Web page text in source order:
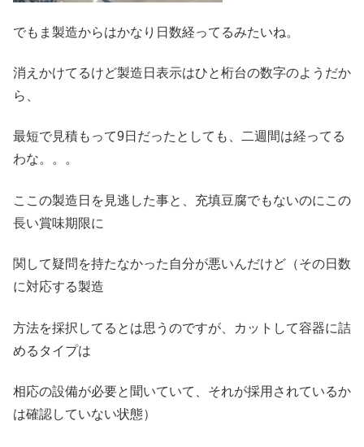
でもま製造からはかなり日数経ってるみたいね。
消えかけてるけど製造日表示はひと桁台の数字のようだか
ら、
最短で見積もって9日だったとしても、二週間は経ってる
わな。。。
ここの製造日を見逃した事と、充填豆腐でもないのにこの
長い賞味期限に
関して疑問を持たなかった自分が悪いんだけど（その日数
に対応する製造
方法を採択してるとは思うのですが、カットして容器に詰
めるタイプは
相応の設備が必要と聞いていて、それが採用されているか
は確認していない状態）